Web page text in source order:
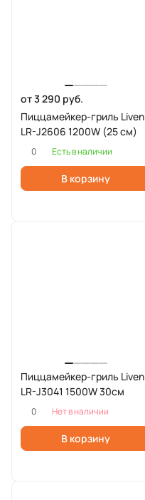
от 3 290 руб.
Пиццамейкер-гриль Liven
LR-J2606 1200W (25 см)
0 Есть в наличии
В корзину
Пиццамейкер-гриль Liven
LR-J3041 1500W 30см
0 Нет в наличии
В корзину